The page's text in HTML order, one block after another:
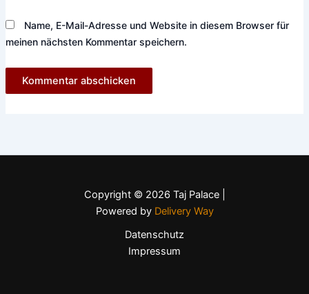
Name, E-Mail-Adresse und Website in diesem Browser für
meinen nächsten Kommentar speichern.
Copyright © 2026 Taj Palace |
Powered by Delivery Way
Datenschutz
Impressum